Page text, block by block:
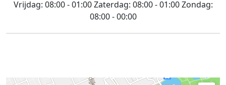
Vrijdag: 08:00 - 01:00Zaterdag: 08:00 - 01:00Zondag:
08:00 - 00:00